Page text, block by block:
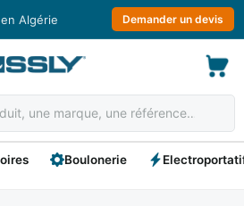
Algérie Demander un devis
Boulonerie